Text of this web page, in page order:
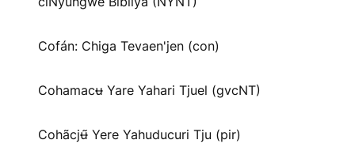
Cofán: Chiga Tevaen'jen (con)
Cohamacʉ Yare Yahari Tjuel (gvcNT)
Cohãcjʉ̃ Yere Yahuducuri Tju (pir)